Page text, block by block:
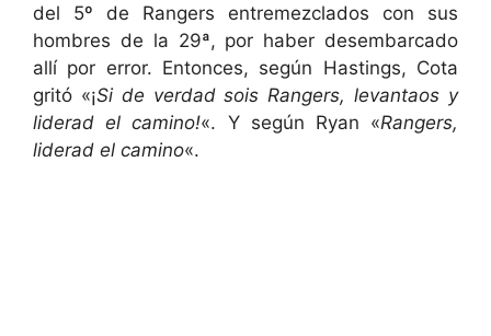
del 5º de Rangers entremezclados con sus
hombres de la 29ª, por haber desembarcado
allí por error. Entonces, según Hastings, Cota
gritó «¡Si de verdad sois Rangers, levantaos y
liderad el camino!«. Y según Ryan «Rangers,
liderad el camino«.